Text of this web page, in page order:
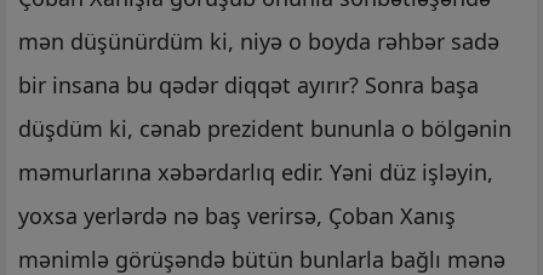
mən düşünürdüm ki, niyə o boyda rəhbər sadə
bir insana bu qədər diqqət ayırır? Sonra başa
düşdüm ki, cənab prezident bununla o bölgənin
məmurlarına xəbərdarlıq edir. Yəni düz işləyin,
yoxsa yerlərdə nə baş verirsə, Çoban Xanış
mənimlə görüşəndə bütün bunlarla bağlı mənə